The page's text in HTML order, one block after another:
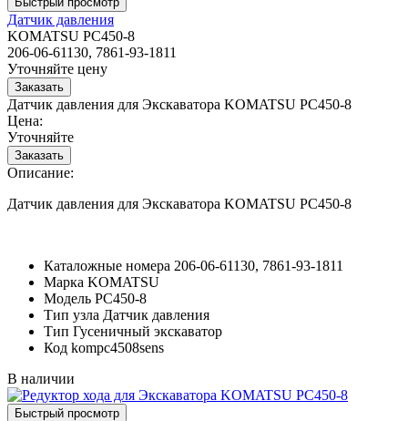
Датчик давления
KOMATSU PC450-8
206-06-61130, 7861-93-1811
Уточняйте цену
Датчик давления для Экскаватора KOMATSU PC450-8
Цена:
Уточняйте
Описание:
Датчик давления для Экскаватора KOMATSU PC450-8
Каталожные номера 206-06-61130, 7861-93-1811
Марка KOMATSU
Модель PC450-8
Тип узла Датчик давления
Тип Гусеничный экскаватор
Код kompc4508sens
В наличии